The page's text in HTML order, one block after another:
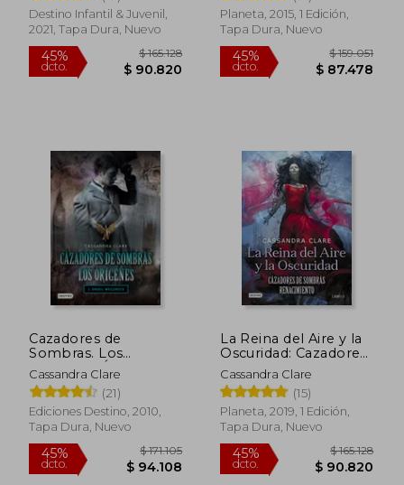
45%
dcto.
$ 90.325 45%
dcto.
Destino Infantil & Juvenil,
2021, Tapa Dura, Nuevo
Planeta, 2015, 1 Edición,
Tapa Dura, Nuevo
Cazadores de
Sombras. Los
Orígenes: Ángel
Mecánico
Cassandra Clare
(21)
Ediciones Destino, 2010,
Tapa Dura, Nuevo
La Reina del Aire y la
Oscuridad: Cazadores
de Sombras:
Renacimiento 3 (la
Isla del Tiempo Plus)
Cassandra Clare
(15)
Planeta, 2019, 1 Edición,
Tapa Dura, Nuevo